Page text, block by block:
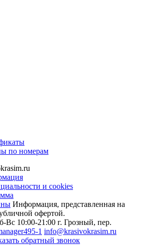
по номерам
и cookies
Информация, представленная на
офертой.
Вс 10:00-21:00 г. Грозный, пер.
1 info@krasivokrasim.ru
обратный звонок